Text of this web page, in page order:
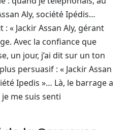
Aly, société Ipédis…
: « Jackir Assan Aly, gérant
Avec la confiance que
un jour, j’ai dit sur un ton
persuasif : « Jackir Assan
Ipedis »… Là, le barrage a
me suis senti